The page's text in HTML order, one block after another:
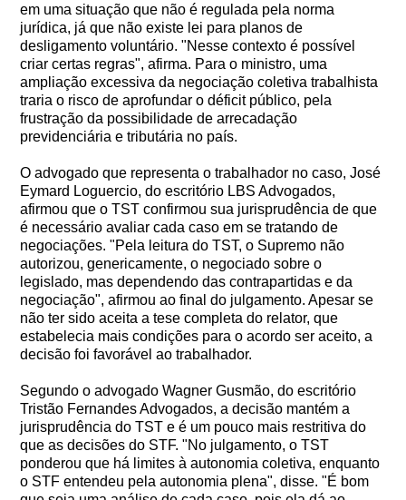
em uma situação que não é regulada pela norma
jurídica, já que não existe lei para planos de
desligamento voluntário. "Nesse contexto é possível
criar certas regras", afirma. Para o ministro, uma
ampliação excessiva da negociação coletiva trabalhista
traria o risco de aprofundar o déficit público, pela
frustração da possibilidade de arrecadação
previdenciária e tributária no país.
O advogado que representa o trabalhador no caso, José
Eymard Loguercio, do escritório LBS Advogados,
afirmou que o TST confirmou sua jurisprudência de que
é necessário avaliar cada caso em se tratando de
negociações. "Pela leitura do TST, o Supremo não
autorizou, genericamente, o negociado sobre o
legislado, mas dependendo das contrapartidas e da
negociação", afirmou ao final do julgamento. Apesar se
não ter sido aceita a tese completa do relator, que
estabelecia mais condições para o acordo ser aceito, a
decisão foi favorável ao trabalhador.
Segundo o advogado Wagner Gusmão, do escritório
Tristão Fernandes Advogados, a decisão mantém a
jurisprudência do TST e é um pouco mais restritiva do
que as decisões do STF. "No julgamento, o TST
ponderou que há limites à autonomia coletiva, enquanto
o STF entendeu pela autonomia plena", disse. "É bom